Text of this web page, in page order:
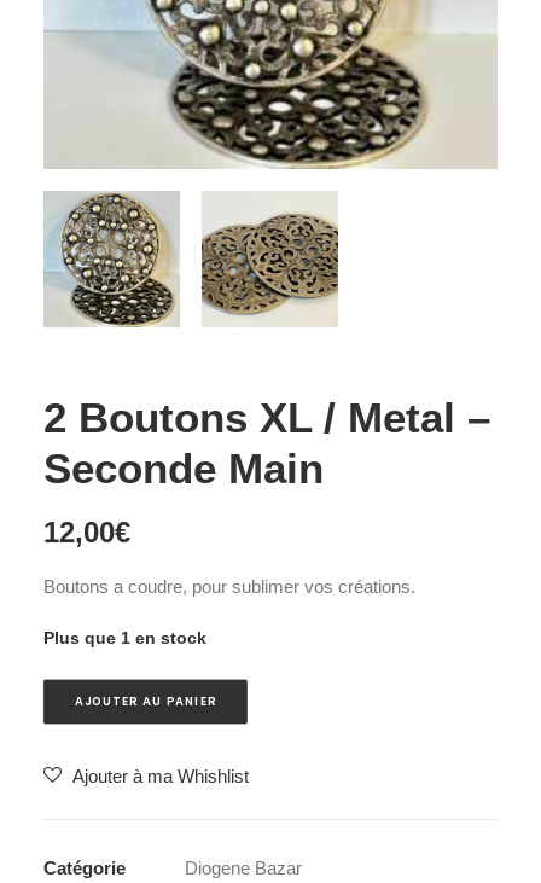
2 Boutons XL / Metal –
Seconde Main
12,00€
Boutons a coudre, pour sublimer vos créations.
Plus que 1 en stock
AJOUTER AU PANIER
Ajouter à ma Whishlist
Catégorie
Diogene Bazar